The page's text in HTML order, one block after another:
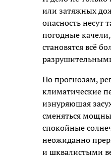
или затяжных
опасность несут
погодные
становятся всё
По прогнозам,
климатические
изнуряющая
сменяться
спокойные
неожиданно
и шквалистыми